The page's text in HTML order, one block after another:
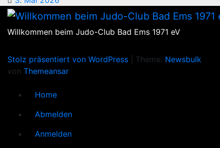
Willkommen beim Judo-Club Bad Ems 1971 eV
Stolz präsentiert von WordPress Theme: Newsbulk
von Themeansar
Home
Abmelden
Anmelden